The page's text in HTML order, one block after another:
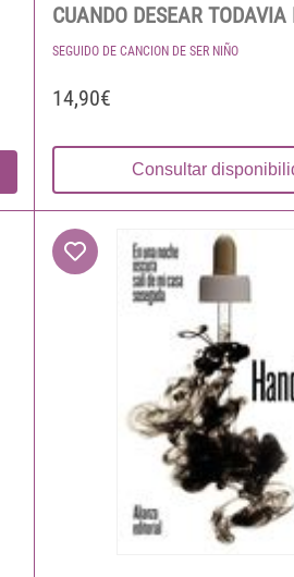
CUANDO DESEAR
SEGUIDO DE CANCION DE SER NIÑO
14,90€
Consultar